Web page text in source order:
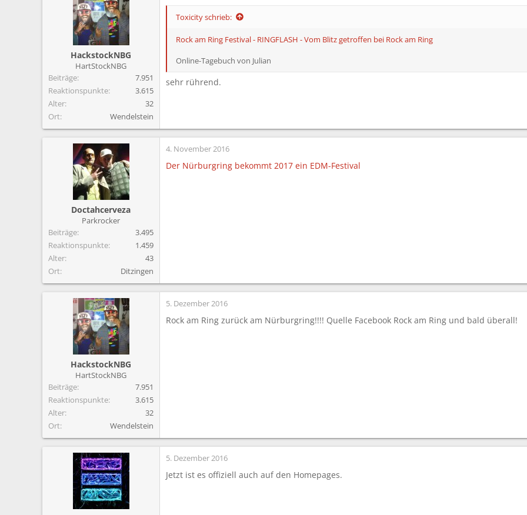
HackstockNBG
HartStockNBG
Beiträge
7.951
Reaktionspunkte
3.615
Alter
32
Ort
Wendelstein
Toxicity schrieb:
Rock am Ring Festival - RINGFLASH - Vom Blitz getroffen bei Rock am Ring
Online-Tagebuch von Julian
sehr rührend.
Doctahcerveza
Parkrocker
Beiträge
3.495
Reaktionspunkte
1.459
Alter
43
Ort
Ditzingen
4. November 2016
Der Nürburgring bekommt 2017 ein EDM-Festival
HackstockNBG
HartStockNBG
Beiträge
7.951
Reaktionspunkte
3.615
Alter
32
Ort
Wendelstein
5. Dezember 2016
Rock am Ring zurück am Nürburgring!!!! Quelle Facebook Rock am Ring und bald überall!
5. Dezember 2016
Jetzt ist es offiziell auch auf den Homepages.